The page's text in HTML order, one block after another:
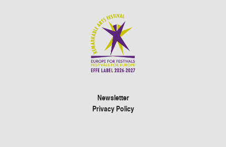
Newsletter
Privacy Policy